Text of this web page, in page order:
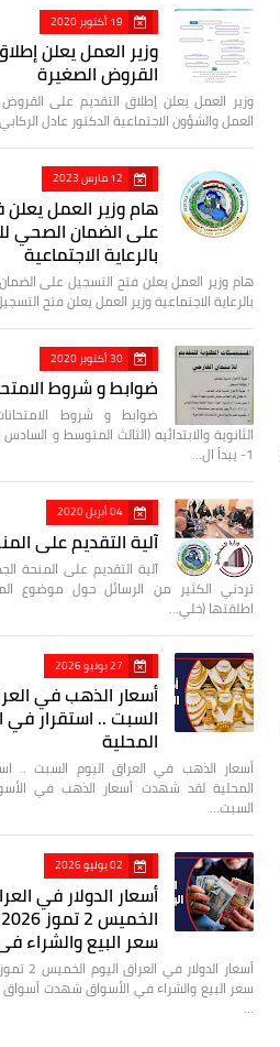
19 أكتوبر 2020
وزير العمل يعلن
القروض الصغيرة
وزير العمل يعلن إطلاق التقديم على القروض
العمل والشؤون الاجتماعية الدكتور عادل
12 مارس 2023
هام وزير العمل
على الضمان الصحي
بالرعاية الاجتماعية
هام وزير العمل يعلن فتح التسجيل على
بالرعاية الاجتماعية وزير العمل يعلن فتح
30 أكتوبر 2020
ضوابط و شروط
ضوابط و شروط
الثانوية والابتدائيه (الثالث المتوسط و
1- يبدأ ال…
04 أبريل 2020
آلية التقديم على
آلية التقديم على المنحة
تردني الكثير من الرسائل حول موضوع
اطلقتها (خلي…
27 يونيو 2026
أسعار الذهب في
السبت .. استقرار في
المحلية
أسعار الذهب في العراق اليوم السبت ..
المحلية لقد شهدت أسعار الذهب في
السبت…
02 يوليو 2026
أسعار الدولار في
سعر البيع والشراء
سعر البيع والشراء في الأسواق شهدت أسواق
…